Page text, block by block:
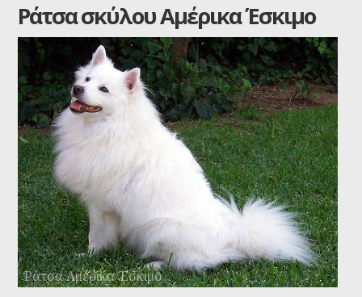
Ράτσα σκύλου Αμέρικα Έσκιμο
Ράτσα Αμέρικα Έσκιμο